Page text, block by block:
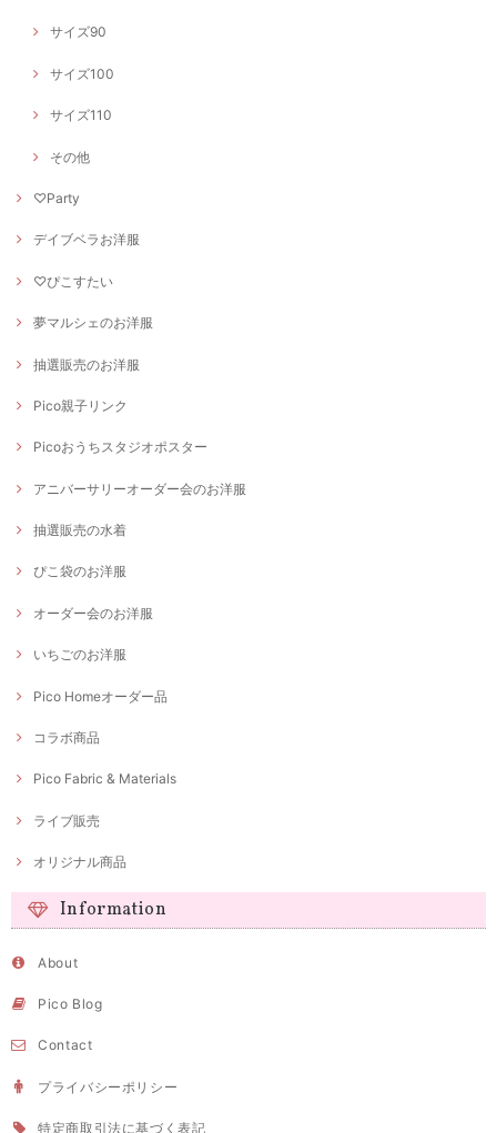
サイズ90
サイズ100
サイズ110
その他
♡Party
デイブベラお洋服
♡ぴこすたい
夢マルシェのお洋服
抽選販売のお洋服
Pico親子リンク
Picoおうちスタジオポスター
アニバーサリーオーダー会のお洋服
抽選販売の水着
ぴこ袋のお洋服
オーダー会のお洋服
いちごのお洋服
Pico Homeオーダー品
コラボ商品
Pico Fabric & Materials
ライブ販売
オリジナル商品
Information
About
Pico Blog
Contact
プライバシーポリシー
特定商取引法に基づく表記